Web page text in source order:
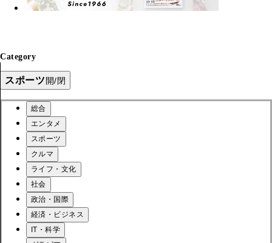
Category
スポーツ開/閉
総合
エンタメ
スポーツ
クルマ
ライフ・文化
社会
政治・国際
経済・ビジネス
IT・科学